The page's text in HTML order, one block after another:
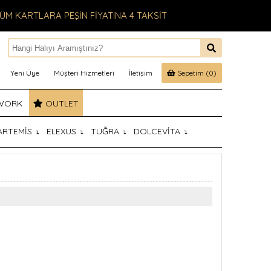
KARTLARA PEŞİN FİYATINA 4 TAKSİT
Yeni Üye Müşteri Hizmetleri İletişim Sepetim (0)
OUTLET
↴ ELEXUS ↴ TUĞRA ↴ DOLCEVİTA ↴